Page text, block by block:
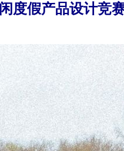
度假产品设计竞